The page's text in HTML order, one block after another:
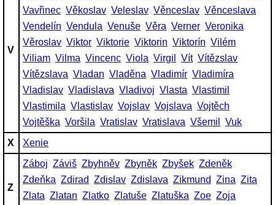
V
Vavřinec Věkoslav Veleslav Věnceslav Věnceslava
Vendelín Vendula Venuše Věra Verner Veronika
Věroslav Viktor Viktorie Viktorin Viktorín Vilém
Viliam Vilma Vincenc Viola Virgil Vít Vítězslav
Vítězslava Vladan Vladěna Vladimír Vladimíra
Vladislav Vladislava Vladivoj Vlasta Vlastimil
Vlastimila Vlastislav Vojslav Vojslava Vojtěch
Vojtěška Voršila Vratislav Vratislava Všemil
Vuk
X
Xenie
Z
Záboj Záviš Zbyhněv Zbyněk Zbyšek Zdeněk
Zdeňka Zdirad Zdislav Zdislava Zikmund Zina Zita
Zlata Zlatan Zlatko Zlatuše Zlatuška Zoe Zoja